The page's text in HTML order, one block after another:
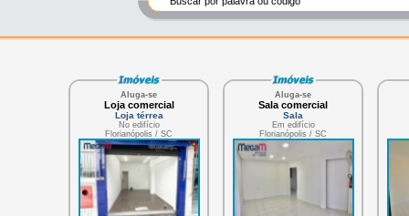
Aluga-se
Loja comercial
Loja térrea
No edifício
Florianópolis / SC
Aluga-se
Sala comercial
Sala
Em edifício
Florianópolis / SC